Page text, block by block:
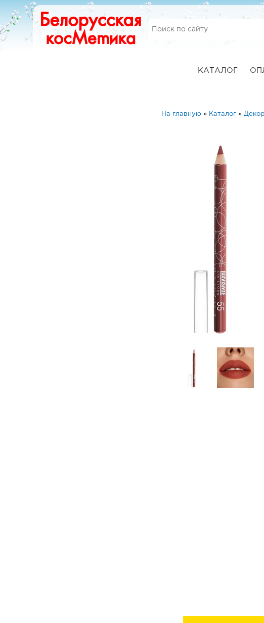
КАТАЛОГ
На главную » Каталог »